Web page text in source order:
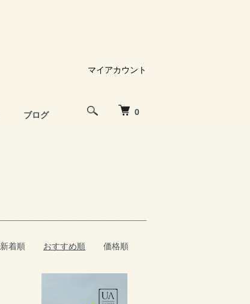
0
ブログ
マイアカウント
新着順 おすすめ順 価格順